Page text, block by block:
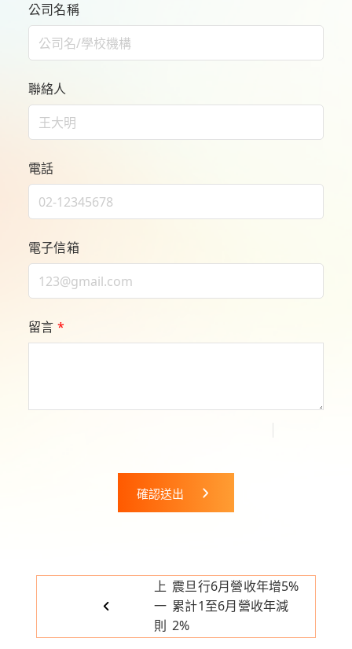
公司名稱
聯絡人
電話
電子信箱
留言 *
確認送出
上
一
則
震旦行6月營收年增5%
累計1至6月營收年減
2%